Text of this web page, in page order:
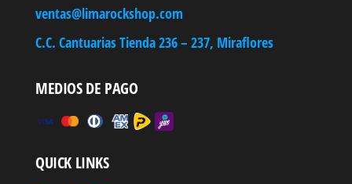
ventas@limarockshop.com
C.C. Cantuarias Tienda 236 – 237, Miraflores
MEDIOS DE PAGO
QUICK LINKS